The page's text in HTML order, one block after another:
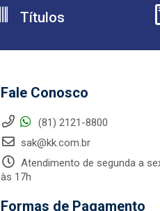
Títulos
Fale Conosco
(81) 2121-8800
sak@kk.com.br
Atendimento de segunda a
às 17h
Formas de Pagamento